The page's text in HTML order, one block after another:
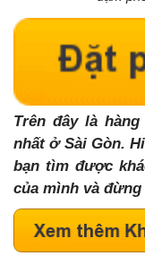
Trên đây là
nhất ở Sài Gòn.
bạn tìm được
của mình và đừng